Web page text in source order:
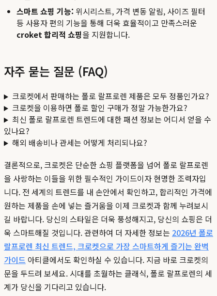
스마트 쇼핑 기능: 위시리스트, 가격 변동 알림, 사이즈 필터
등 사용자 편의 기능을 통해 더욱 효율적이고 만족스러운
croket 합리적 쇼핑을 지원합니다.
자주 묻는 질문 (FAQ)
크로켓에서 판매하는 폴로 랄프로렌 제품은 모두 정품인가요?
크로켓을 이용하면 폴로 할인 구매가 정말 가능한가요?
최신 폴로 랄프로렌 트렌드에 대한 패션 정보는 어디서 얻을 수
있나요?
해외 배송비나 관세는 어떻게 처리되나요?
결론적으로, 크로켓은 단순한 쇼핑 플랫폼을 넘어 폴로 랄프로렌
을 사랑하는 이들을 위한 필수적인 가이드이자 현명한 조력자입
니다. 전 세계의 트렌드를 내 손안에서 확인하고, 합리적인 가격에
원하는 제품을 손에 넣는 즐거움을 이제 크로켓과 함께 누려보시
길 바랍니다. 당신의 스타일은 더욱 풍성해지고, 당신의 쇼핑은 더
욱 스마트해질 것입니다. 관련하여 더 자세한 정보는 2026년 폴로
랄프로렌 최신 트렌드, 크로켓으로 가장 스마트하게 즐기는 완벽
가이드 아티클에서도 확인하실 수 있습니다. 지금 바로 크로켓의
문을 두드려 보세요. 시대를 초월하는 클래식, 폴로 랄프로렌의 세
계가 당신을 기다리고 있습니다.